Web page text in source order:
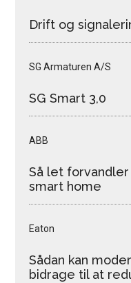
Drift og
SG Armaturen A/S
SG Smart 3,0
ABB
Så let forvandler
smart home
Eaton
Sådan kan
bidrage til at